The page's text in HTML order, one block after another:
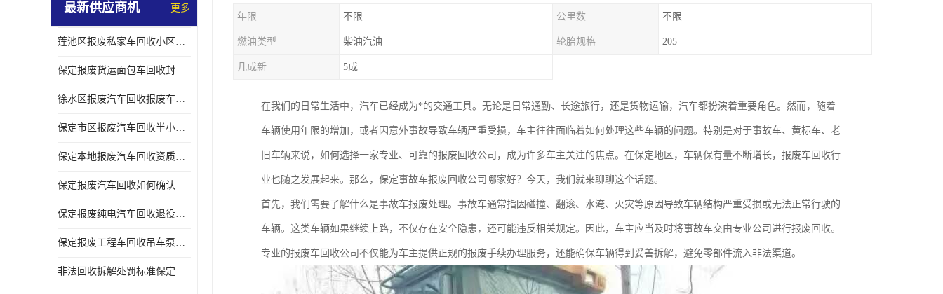
最新供应商机 更多
莲池区报废私家车回收小区上门拖车便捷
保定报废货运面包车回收封闭货车报废销户
徐水区报废汽车回收报废车辆补贴申请流程
保定市区报废汽车回收半小时上门现场估价
保定本地报废汽车回收资质齐全无隐形收费
保定报废汽车回收如何确认车辆完成销户
保定报废纯电汽车回收退役电池统一处置
保定报废工程车回收吊车泵车挖掘机回收拆解
非法回收拆解处罚标准保定报废车合规提示
年限 不限 公里数 不限
燃油类型 柴油汽油 轮胎规格 205
几成新 5成
在我们的日常生活中，汽车已经成为*的交通工具。无论是日常通勤、长途旅行，还是货物运输，汽车都扮演着重要角色。然而，随着
车辆使用年限的增加，或者因意外事故导致车辆严重受损，车主往往面临着如何处理这些车辆的问题。特别是对于事故车、黄标车、老
旧车辆来说，如何选择一家专业、可靠的报废回收公司，成为许多车主关注的焦点。在保定地区，车辆保有量不断增长，报废车回收行
业也随之发展起来。那么，保定事故车报废回收公司哪家好？今天，我们就来聊聊这个话题。
首先，我们需要了解什么是事故车报废处理。事故车通常指因碰撞、翻滚、水淹、火灾等原因导致车辆结构严重受损或无法正常行驶的
车辆。这类车辆如果继续上路，不仅存在安全隐患，还可能违反相关规定。因此，车主应当及时将事故车交由专业公司进行报废回收。
专业的报废车回收公司不仅能为车主提供正规的报废手续办理服务，还能确保车辆得到妥善拆解，避免零部件流入非法渠道。